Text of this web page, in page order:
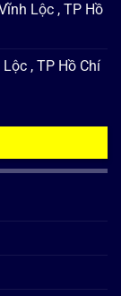
Lộc , TP Hồ
, TP Hồ Chí